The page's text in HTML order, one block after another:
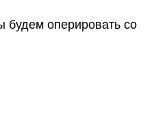
будем оперировать со